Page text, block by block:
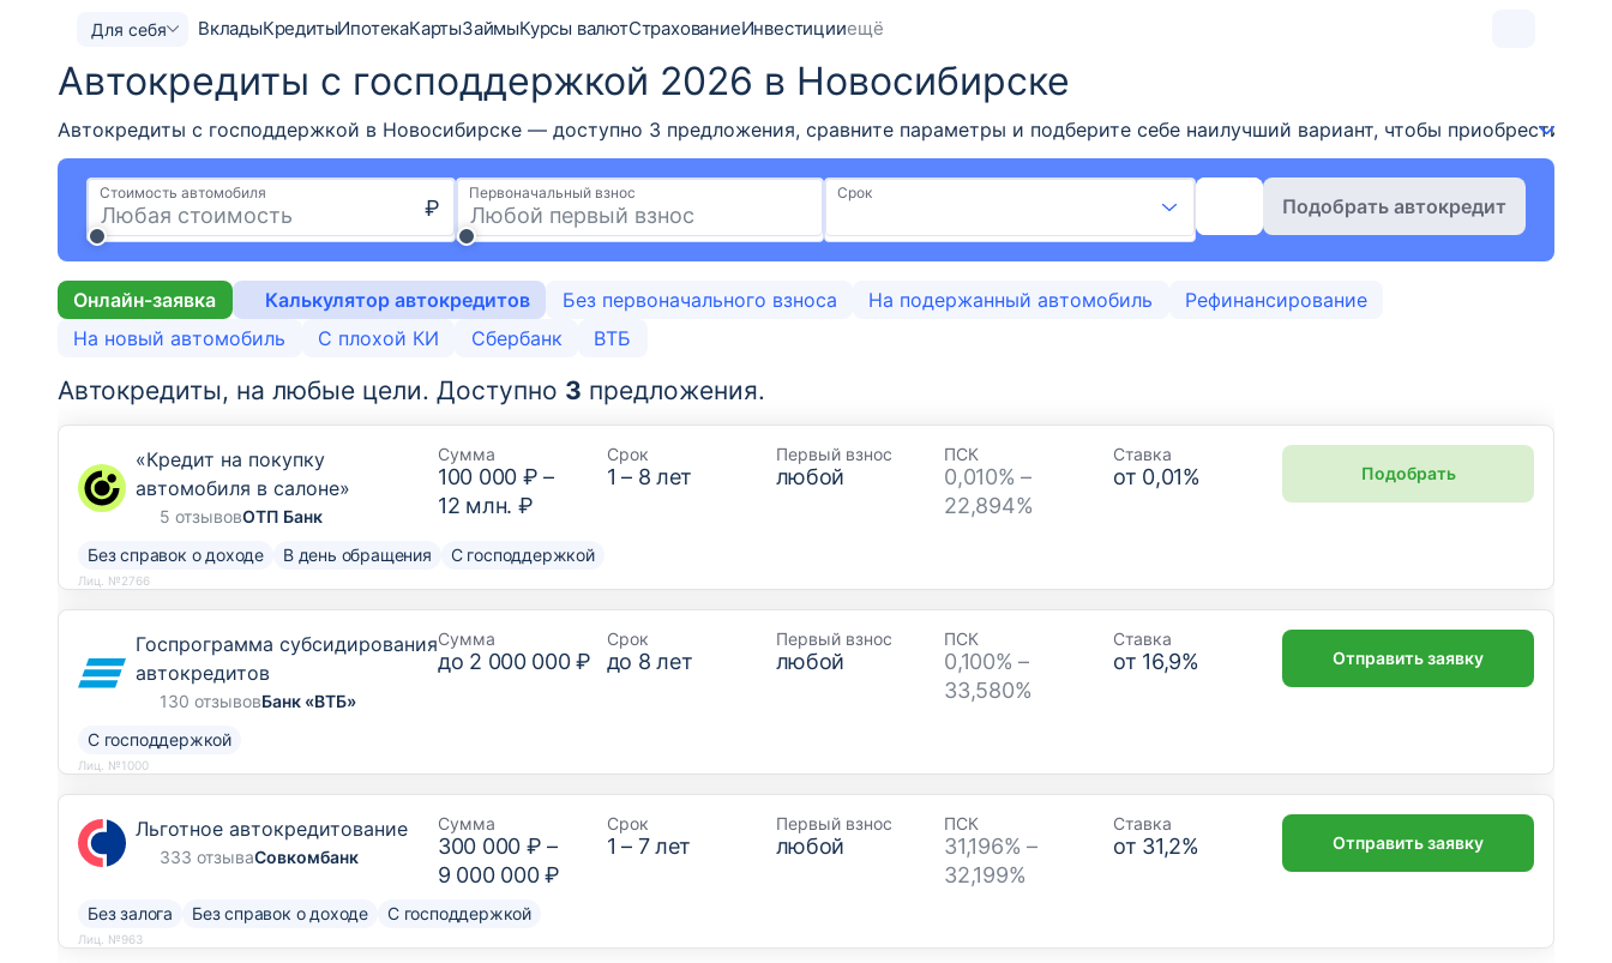
Для себя ВкладыКредитыИпотекаКартыЗаймыКурсы валютСтрахованиеИнвестицииещё
Автокредиты с господдержкой 2026 в Новосибирске
Автокредиты с господдержкой в Новосибирске — доступно 3 предложения, сравните параметры и подберите себе наилучший вариант, чтобы приобрести
Стоимость автомобиля
₽
Первоначальный взнос Срок
Подобрать автокредит
Онлайн-заявка Калькулятор автокредитов Без первоначального взноса На подержанный автомобиль
Рефинансирование
На новый автомобиль
С плохой КИ Сбербанк ВТБ
Автокредиты, на любые цели. Доступно 3 предложения.
«Кредит на покупку
автомобиля в салоне»
5 отзывовОТП Банк
Сумма
100 000 ₽ –
12 млн. ₽
Срок
1 – 8 лет
Первый взнос
любой
ПСК
0,010% –
22,894%
Ставка
от 0,01%
Без справок о доходе В день обращения С господдержкой
Подобрать
Лиц. №2766
Госпрограмма субсидирования
автокредитов
130 отзывовБанк «ВТБ»
Сумма
до 2 000 000 ₽
Срок
до 8 лет
Первый взнос
любой
ПСК
0,100% –
33,580%
Ставка
от 16,9%
С господдержкой
Отправить заявку
Лиц. №1000
Льготное автокредитование
333 отзываСовкомбанк
Сумма
300 000 ₽ –
9 000 000 ₽
Срок
1 – 7лет
Первый взнос
любой
ПСК
31,196% –
32,199%
Ставка
от 31,2%
Без залога Без справок о доходе С господдержкой
Отправить заявку
Лиц. №963